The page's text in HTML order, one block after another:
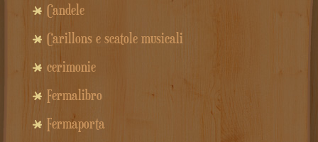
Candele
Carillons e scatole musicali
cerimonie
Fermalibro
Fermaporta